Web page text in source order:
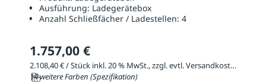
Ausführung: Ladegerätebox
Anzahl Schließfächer / Ladestellen: 4
1.757,00 €
2.108,40 € / Stück inkl. 20 % MwSt., zzgl. evtl. Versandkosten
14 weitere Farben (Spezifikation)